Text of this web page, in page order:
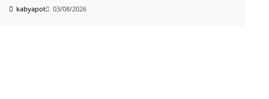
kabyapot 03/08/2026